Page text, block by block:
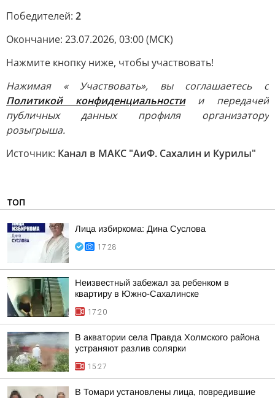
Победителей: 2
Окончание: 23.07.2026, 03:00 (МСК)
Нажмите кнопку ниже, чтобы участвовать!
Нажимая « Участвовать», вы соглашаетесь с
Политикой конфиденциальностии передачей
публичных данных профиля организатору
розыгрыша.
Источник: Канал в МАКС "АиФ. Сахалин и Курилы"
ТОП
Лица избиркома: Дина Суслова
17:28
Неизвестный забежал за ребенком в
квартиру в Южно-Сахалинске
17:20
В акватории села Правда Холмского района
устраняют разлив солярки
15:27
В Томари установлены лица, повредившие